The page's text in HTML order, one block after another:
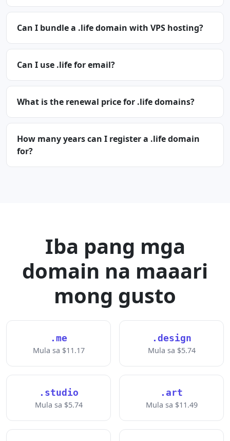
Can I bundle a .life domain with VPS hosting?
Can I use .life for email?
What is the renewal price for .life domains?
How many years can I register a .life domain
for?
Iba pang mga
domain na maaari
mong gusto
.me
Mula sa $11.17
.design
Mula sa $5.74
.studio
Mula sa $5.74
.art
Mula sa $11.49